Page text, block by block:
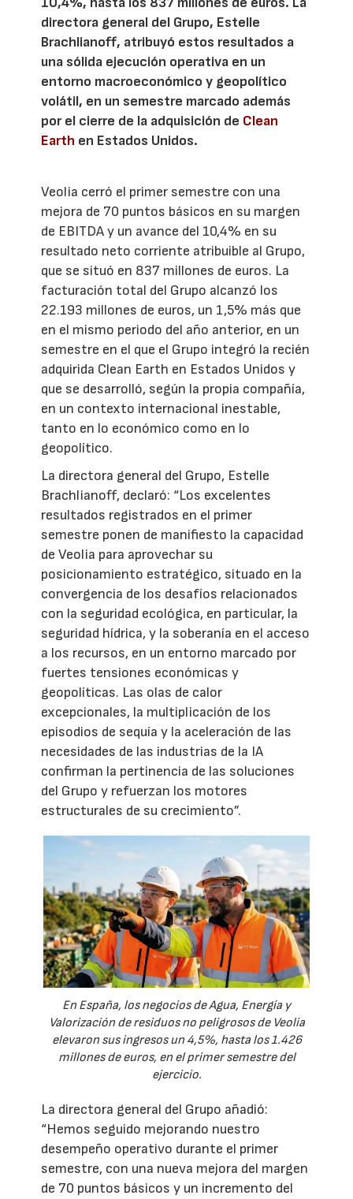
directora general del Grupo, Estelle
Brachlianoff, atribuyó estos resultados a
una sólida ejecución operativa en un
entorno macroeconómico y geopolítico
volátil, en un semestre marcado además
por el cierre de la adquisición de Clean
Earth en Estados Unidos.
Veolia cerró el primer semestre con una
mejora de 70 puntos básicos en su margen
de EBITDA y un avance del 10,4% en su
resultado neto corriente atribuible al Grupo,
que se situó en 837 millones de euros. La
facturación total del Grupo alcanzó los
22.193 millones de euros, un 1,5% más que
en el mismo periodo del año anterior, en un
semestre en el que el Grupo integró la recién
adquirida Clean Earth en Estados Unidos y
que se desarrolló, según la propia compañía,
en un contexto internacional inestable,
tanto en lo económico como en lo
geopolítico.
La directora general del Grupo, Estelle
Brachlianoff, declaró: “Los excelentes
resultados registrados en el primer
semestre ponen de manifiesto la capacidad
de Veolia para aprovechar su
posicionamiento estratégico, situado en la
convergencia de los desafíos relacionados
con la seguridad ecológica, en particular, la
seguridad hídrica, y la soberanía en el acceso
a los recursos, en un entorno marcado por
fuertes tensiones económicas y
geopolíticas. Las olas de calor
excepcionales, la multiplicación de los
episodios de sequía y la aceleración de las
necesidades de las industrias de la IA
confirman la pertinencia de las soluciones
del Grupo y refuerzan los motores
estructurales de su crecimiento”.
En España, los negocios de Agua, Energía y
Valorización de residuos no peligrosos de Veolia
elevaron sus ingresos un 4,5%, hasta los 1.426
millones de euros, en el primer semestre del
ejercicio.
La directora general del Grupo añadió:
“Hemos seguido mejorando nuestro
desempeño operativo durante el primer
semestre, con una nueva mejora del margen
de 70 puntos básicos y un incremento del